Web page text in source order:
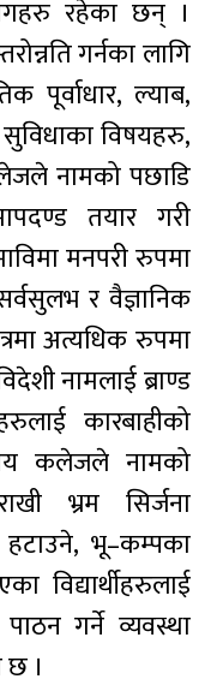
रहेका छन् ।
गर्नका लागि
पूर्वाधार, ल्याब,
विषयहरु,
नामको पछाडि
तयार गरी
मनपरी रुपमा
र वैज्ञानिक
अत्यधिक रुपमा
नामलाई ब्राण्ड
कारबाहीको
कलेजले नामको
भ्रम सिर्जना
भू–कम्पका
विद्यार्थीहरुलाई
गर्ने व्यवस्था
।